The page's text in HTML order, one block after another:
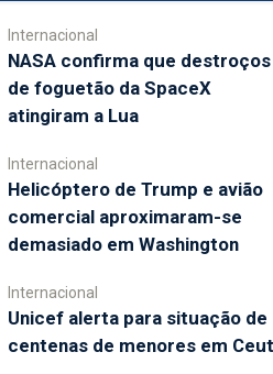
Internacional
NASA confirma que destroços
de foguetão da SpaceX
atingiram a Lua
Internacional
Helicóptero de Trump e avião
comercial aproximaram-se
demasiado em Washington
Internacional
Unicef alerta para situação de
centenas de menores em